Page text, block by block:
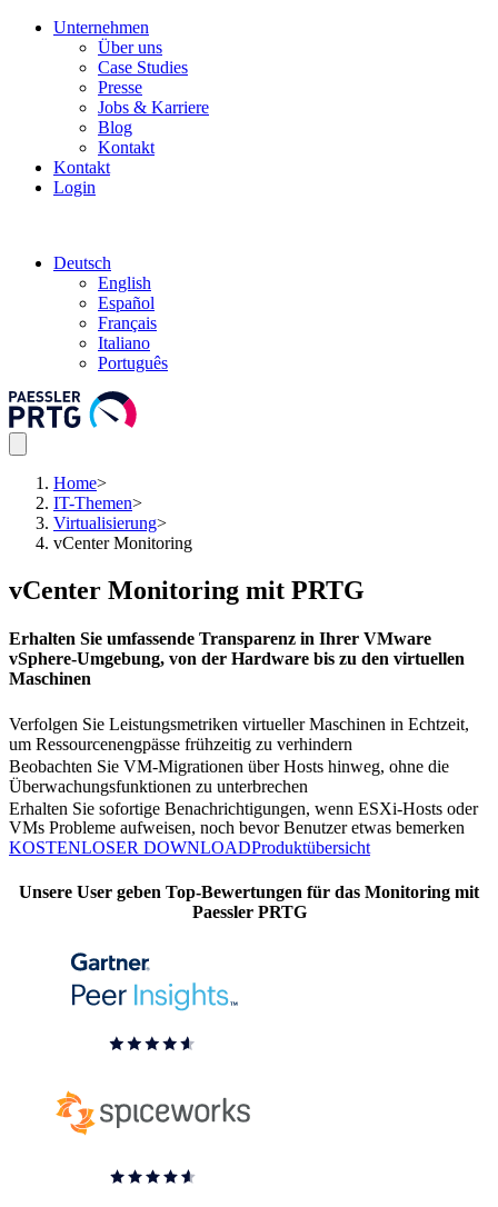
Unternehmen
Über uns
Case Studies
Presse
Jobs & Karriere
Blog
Kontakt
Kontakt
Login
Deutsch
English
Español
Français
Italiano
Português
Home>
IT-Themen>
Virtualisierung>
vCenter Monitoring
vCenter Monitoring mit PRTG
Erhalten Sie umfassende Transparenz in Ihrer VMware
vSphere-Umgebung, von der Hardware bis zu den virtuellen
Maschinen
Verfolgen Sie Leistungsmetriken virtueller Maschinen in Echtzeit,
um Ressourcenengpässe frühzeitig zu verhindern
Beobachten Sie VM-Migrationen über Hosts hinweg, ohne die
Überwachungsfunktionen zu unterbrechen
Erhalten Sie sofortige Benachrichtigungen, wenn ESXi-Hosts oder
VMs Probleme aufweisen, noch bevor Benutzer etwas bemerken
KOSTENLOSER DOWNLOADProduktübersicht
Unsere User geben Top-Bewertungen für das Monitoring mit
Paessler PRTG